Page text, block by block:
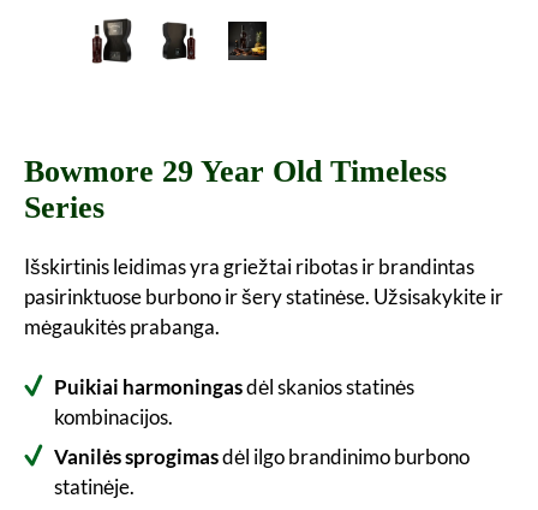
Bowmore 29 Year Old Timeless
Series
Išskirtinis leidimas yra griežtai ribotas ir brandintas
pasirinktuose burbono ir šery statinėse. Užsisakykite ir
mėgaukitės prabanga.
Puikiai harmoningasdėl skanios statinės
kombinacijos.
Vanilės sprogimasdėl ilgo brandinimo burbono
statinėje.